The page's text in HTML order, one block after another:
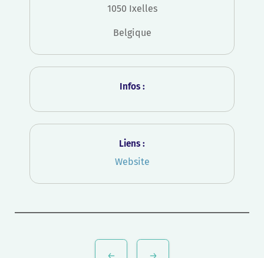
1050 Ixelles
Belgique
Infos :
Liens :
Website